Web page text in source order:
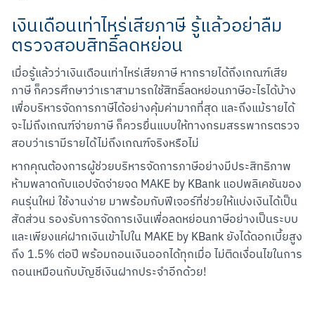
เงินเดือนเท่าไหร่เสียภาษี รู้แล้วอย่าลืม
ตรวจสอบสิทธิ์ลดหย่อน
เมื่อรู้แล้วว่าเงินเดือนเท่าไหร่เสียภาษี หากรายได้ถึงเกณฑ์เสีย
ภาษี ก็ควรศึกษาว่าเราสามารถใช้สิทธิ์ลดหย่อนภาษีอะไรได้บ้าง
เพื่อบริหารจัดการภาษีได้อย่างคุ้มค่ามากที่สุด และถึงแม้รายได้
จะไม่ถึงเกณฑ์จ่ายภาษี ก็ควรยื่นแบบให้ทางกรมสรรพากรตรวจ
สอบว่าเรามีรายได้ไม่ถึงเกณฑ์จริงหรือไม่
หากคุณต้องการผู้ช่วยบริหารจัดการภาษีอย่างมีประสิทธิภาพ
ห้ามพลาดกับแอปจัดจ่ายจด MAKE by KBank แอปพลิเคชันของ
คนรุ่นใหม่ ใช้งานง่าย มาพร้อมกับฟีเจอร์ที่ช่วยให้แบ่งเงินได้เป็น
สัดส่วน รองรับการจัดการเงินเพื่อลดหย่อนภาษีอย่างเป็นระบบ
และเพียงแค่ฝากเงินเข้าไปใน MAKE by KBank ยังได้ดอกเบี้ยสูง
ถึง 1.5% ต่อปี พร้อมถอนเงินออกได้ทุกเมื่อ ไม่ติดเงื่อนไขในการ
ถอนเหมือนกับบัญชีเงินฝากประจำอีกด้วย!